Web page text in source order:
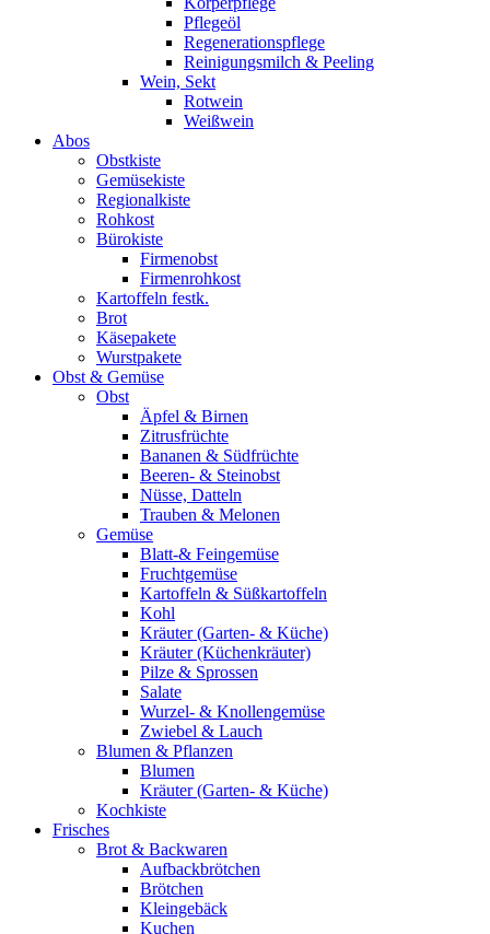
Pflegeöl
Regenerationspflege
Reinigungsmilch & Peeling
Wein, Sekt
Rotwein
Weißwein
Abos
Obstkiste
Gemüsekiste
Regionalkiste
Rohkost
Bürokiste
Firmenobst
Firmenrohkost
Kartoffeln festk.
Brot
Käsepakete
Wurstpakete
Obst & Gemüse
Obst
Äpfel & Birnen
Zitrusfrüchte
Bananen & Südfrüchte
Beeren- & Steinobst
Nüsse, Datteln
Trauben & Melonen
Gemüse
Blatt-& Feingemüse
Fruchtgemüse
Kartoffeln & Süßkartoffeln
Kohl
Kräuter (Garten- & Küche)
Kräuter (Küchenkräuter)
Pilze & Sprossen
Salate
Wurzel- & Knollengemüse
Zwiebel & Lauch
Blumen & Pflanzen
Blumen
Kräuter (Garten- & Küche)
Kochkiste
Frisches
Brot & Backwaren
Aufbackbrötchen
Brötchen
Kleingebäck
Kuchen